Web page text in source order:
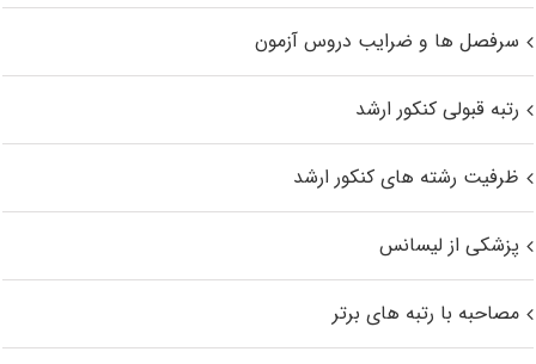
سرفصل ها و ضرایب دروس آزمون
رتبه قبولی کنکور ارشد
ظرفیت رشته های کنکور ارشد
پزشکی از لیسانس
مصاحبه با رتبه های برتر